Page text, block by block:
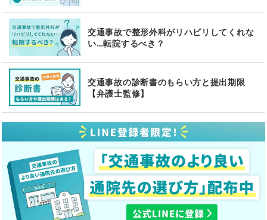
交通事故で整形外科がリハビリしてくれな
い…転院するべき？
交通事故の診断書のもらい方と提出期限
【弁護士監修】